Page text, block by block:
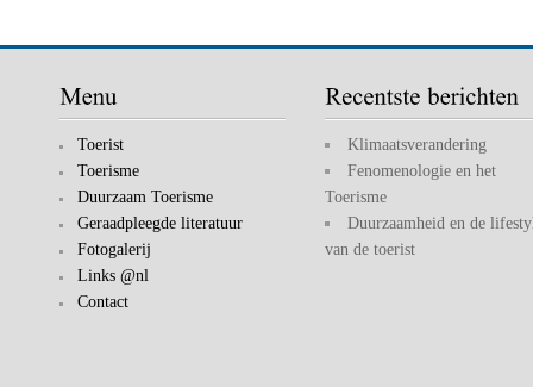
Toerist
Toerisme
Duurzaam Toerisme
Geraadpleegde literatuur
Fotogalerij
Links @nl
Contact
Klimaatsverandering
Fenomenologie en het
Toerisme
Duurzaamheid en de
van de toerist